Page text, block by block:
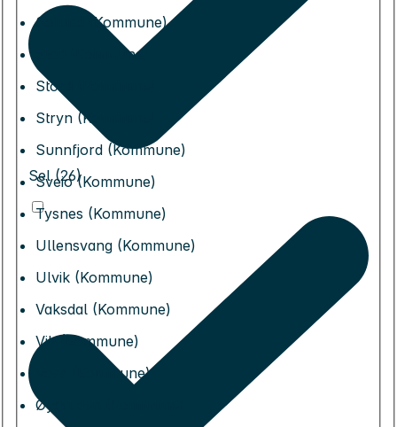
Solund (Kommune)
Stad (Kommune)
Stord (Kommune)
Stryn (Kommune)
Sunnfjord (Kommune)
Sveio (Kommune)
Tysnes (Kommune)
Ullensvang (Kommune)
Ulvik (Kommune)
Vaksdal (Kommune)
Vik (Kommune)
Voss (Kommune)
Øygarden (Kommune)
Sel (26)